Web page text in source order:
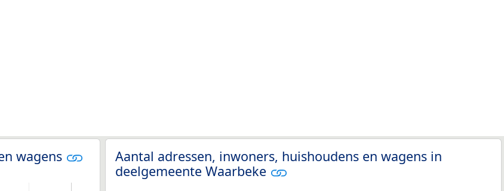
wagens
Aantal adressen, inwoners, huishoudens en wagens in
deelgemeente Waarbeke